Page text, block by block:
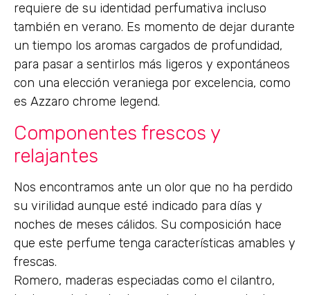
requiere de su identidad perfumativa incluso
también en verano. Es momento de dejar durante
un tiempo los aromas cargados de profundidad,
para pasar a sentirlos más ligeros y expontáneos
con una elección veraniega por excelencia, como
es Azzaro chrome legend.
Componentes frescos y
relajantes
Nos encontramos ante un olor que no ha perdido
su virilidad aunque esté indicado para días y
noches de meses cálidos. Su composición hace
que este perfume tenga características amables y
frescas.
Romero, maderas especiadas como el cilantro,